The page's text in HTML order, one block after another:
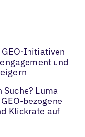
GEO-Initiativen
und
Luma
bezogene
Klickrate auf